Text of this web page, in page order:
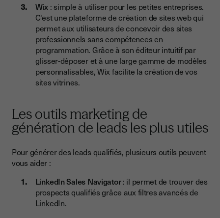
Wix : simple à utiliser pour les petites entreprises.
C’est une plateforme de création de sites web qui
permet aux utilisateurs de concevoir des sites
professionnels sans compétences en
programmation. Grâce à son éditeur intuitif par
glisser-déposer et à une large gamme de modèles
personnalisables, Wix facilite la création de vos
sites vitrines.
Les outils marketing de
génération de leads les plus utiles
Pour générer des leads qualifiés, plusieurs outils peuvent
vous aider :
LinkedIn Sales Navigator: il permet de trouver des
prospects qualifiés grâce aux filtres avancés de
LinkedIn.